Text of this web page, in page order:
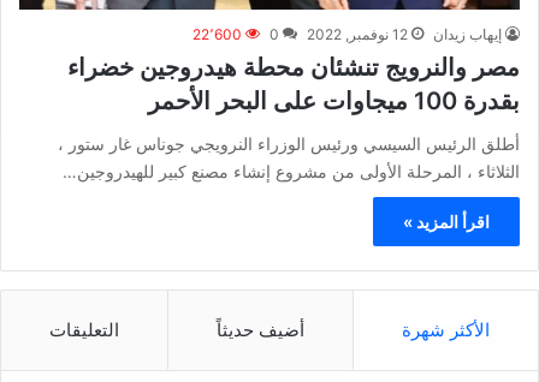
إيهاب زيدان 12 نوفمبر, 2022 0 22٬600
مصر والنرويج تنشئان محطة هيدروجين خضراء
بقدرة 100 ميجاوات على البحر الأحمر
أطلق الرئيس السيسي ورئيس الوزراء النرويجي جوناس غار ستور ،
الثلاثاء ، المرحلة الأولى من مشروع إنشاء مصنع كبير للهيدروجين…
اقرأ المزيد »
الأكثر شهرة أضيف حديثاً التعليقات